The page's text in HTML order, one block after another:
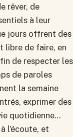
rêver, de
à leur
jours offrent des
libre de faire, en
de respecter les
de paroles
la semaine
exprimer des
quotidienne…
l’écoute, et